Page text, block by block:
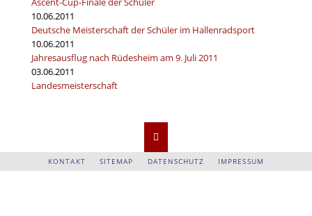
10.06.2011
Deutsche Meisterschaft der Schüler im Hallenradsport
10.06.2011
Jahresausflug nach Rüdesheim am 9. Juli 2011
03.06.2011
Landesmeisterschaft
NAVIGATION
KONTAKT SITEMAP DATENSCHUTZ IMPRESSUM